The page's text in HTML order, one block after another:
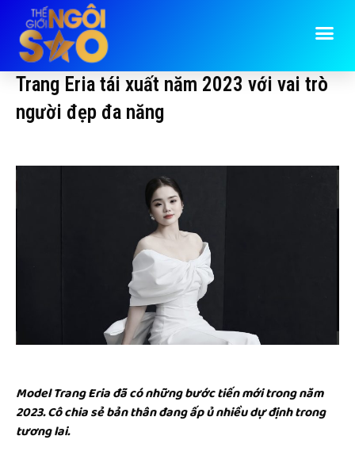
Trang Eria tái xuất năm 2023 với vai trò
người đẹp đa năng
Model Trang Eria đã có những bước tiến mới trong năm
2023. Cô chia sẻ bản thân đang ấp ủ nhiều dự định trong
tương lai.